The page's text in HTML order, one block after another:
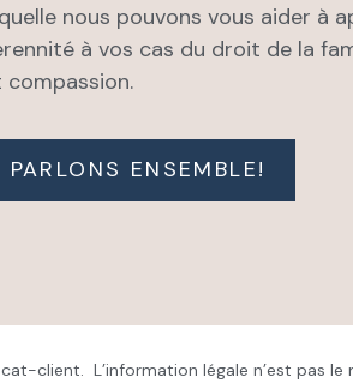
nous pouvons vous aider à
à vos cas du droit de la
compassion.
PARLONS ENSEMBLE!
client. L’information légale n’est pas le